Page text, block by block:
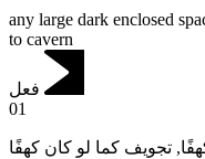
any large dark enclosed
to cavern
فعل
01
, تجويف كما لو كان كهفًا